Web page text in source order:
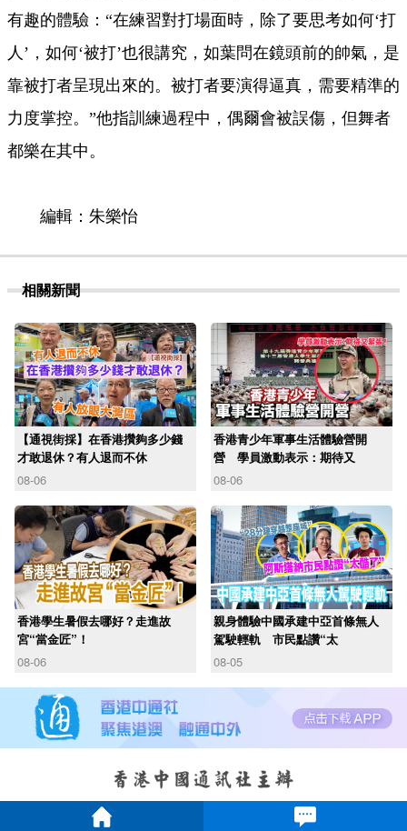
有趣的體驗：“在練習對打場面時，除了要思考如何‘打
人’，如何‘被打’也很講究，如葉問在鏡頭前的帥氣，是
靠被打者呈現出來的。被打者要演得逼真，需要精準的
力度掌控。”他指訓練過程中，偶爾會被誤傷，但舞者
都樂在其中。
編輯：朱樂怡
相關新聞
【通視街採】在香港攢夠多少錢
才敢退休？有人退而不休
08-06
香港青少年軍事生活體驗營開
營 學員激動表示：期待又
08-06
香港學生暑假去哪好？走進故
宮“當金匠”！
08-06
親身體驗中國承建中亞首條無人
駕駛輕軌 市民點讚“太
08-05